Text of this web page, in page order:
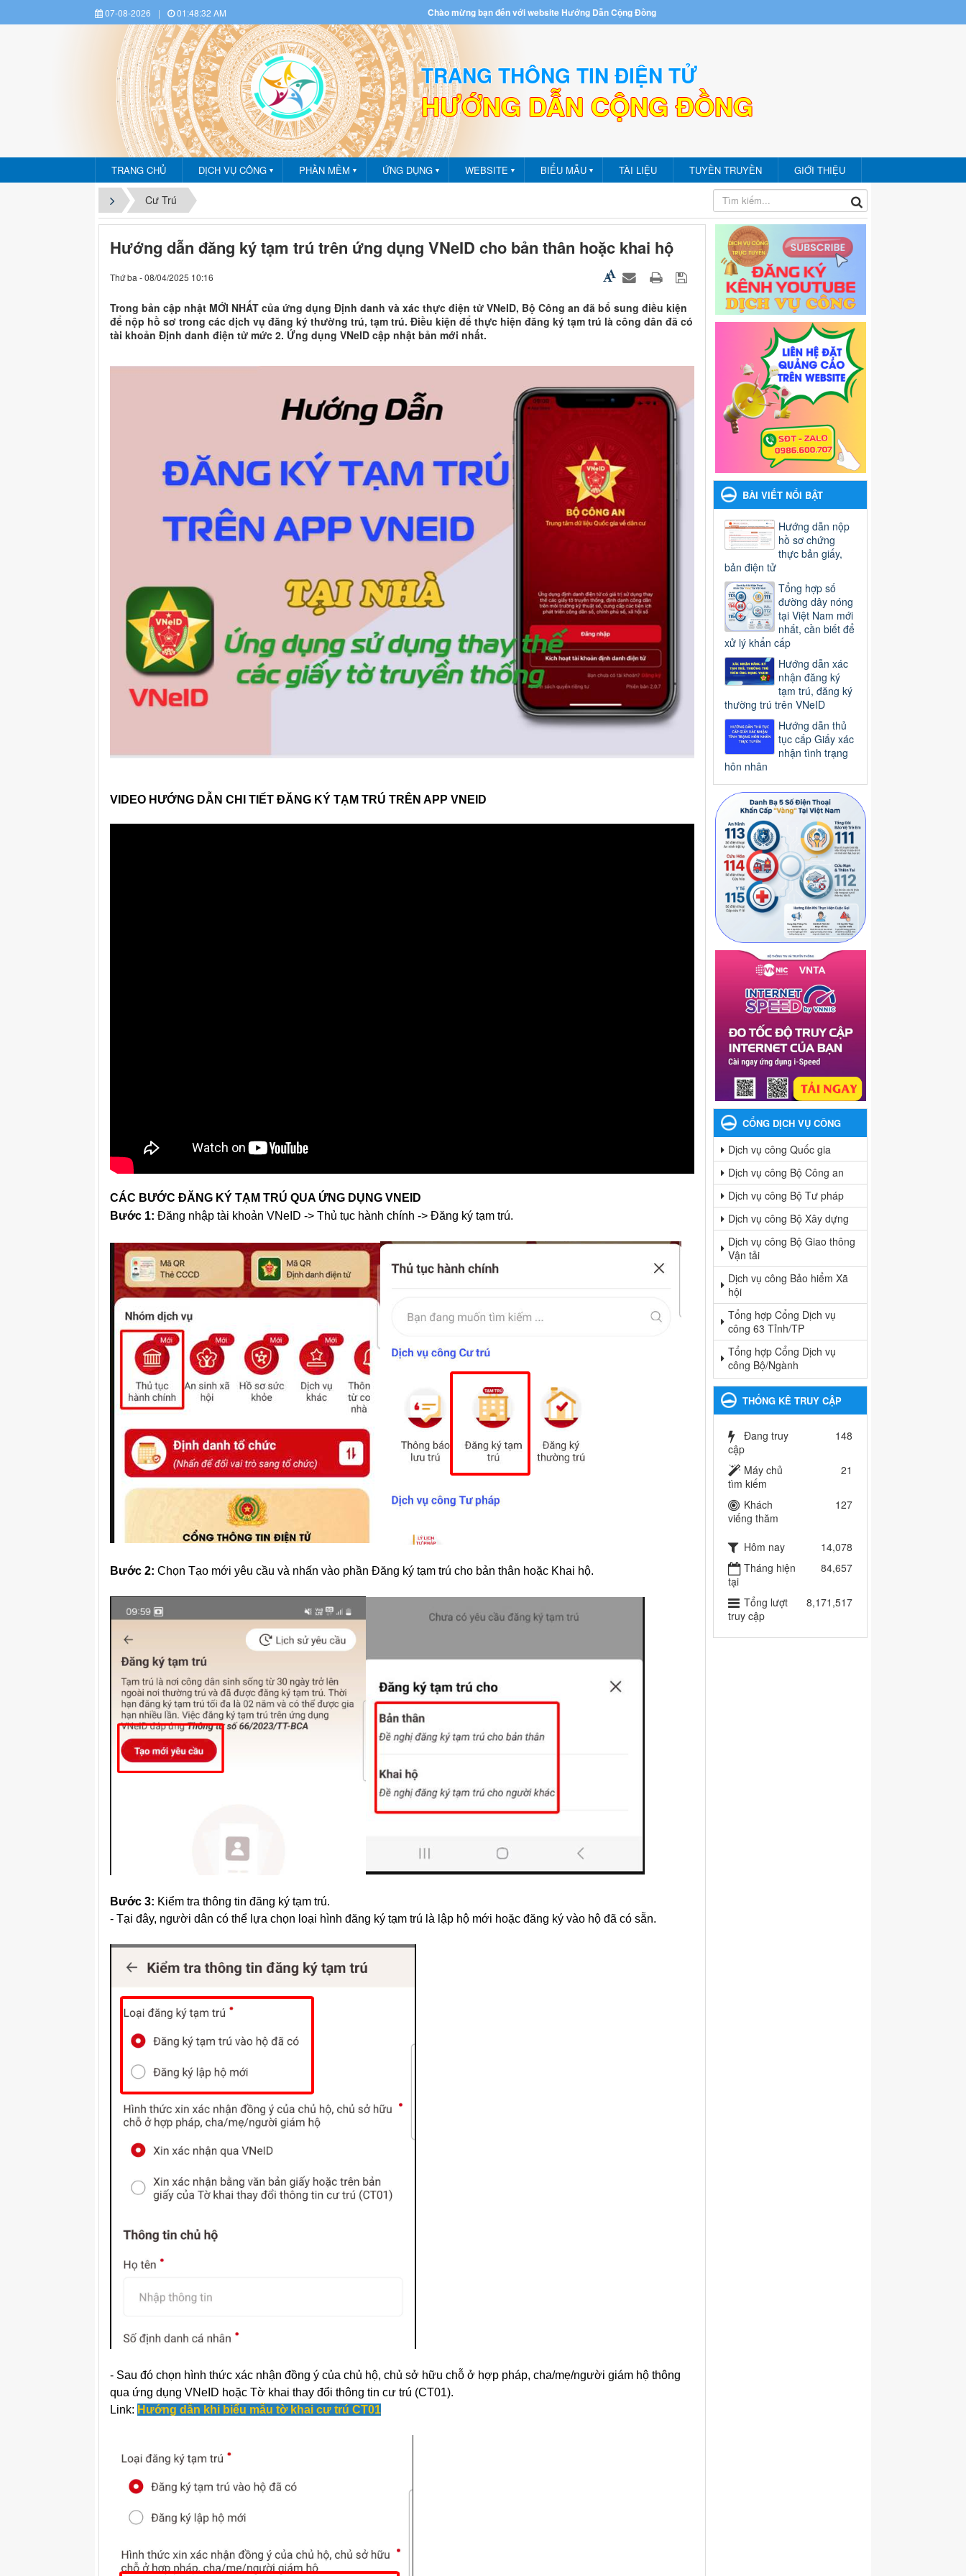
07-08-2026 | 01:48:33 AM Chào mừng bạn đến với website Hướng Dẫn Cộng Đồng
Dịch vụ công - Phần mềm - Ứng dụng
TRANG THÔNG TIN ĐIỆN TỬ
HƯỚNG DẪN CỘNG ĐỒNG
TRANG CHỦ DỊCH VỤ CÔNG ▼ PHẦN MỀM ▼ ỨNG DỤNG ▼ WEBSITE ▼ BIỂU MẪU ▼ TÀI LIỆU TUYỀN TRUYỀN GIỚI THIỆU
Cư Trú
Hướng dẫn đăng ký tạm trú trên ứng dụng VNeID cho bản thân hoặc khai hộ
Thứ ba - 08/04/2025 10:16
Trong bản cập nhật MỚI NHẤT của ứng dụng Định danh và xác thực điện tử VNeID, Bộ Công an đã bổ sung điều kiện
để nộp hồ sơ trong các dịch vụ đăng ký thường trú, tạm trú. Điều kiện để thực hiện đăng ký tạm trú là công dân đã có
tài khoản Định danh điện tử mức 2. Ứng dụng VNeID cập nhật bản mới nhất.
VIDEO HƯỚNG DẪN CHI TIẾT ĐĂNG KÝ TẠM TRÚ TRÊN APP VNEID
CÁC BƯỚC ĐĂNG KÝ TẠM TRÚ QUA ỨNG DỤNG VNEID
Bước 1: Đăng nhập tài khoản VNeID -> Thủ tục hành chính -> Đăng ký tạm trú.
Bước 2: Chọn Tạo mới yêu cầu và nhấn vào phần Đăng ký tạm trú cho bản thân hoặc Khai hộ.
Bước 3: Kiểm tra thông tin đăng ký tạm trú.
- Tại đây, người dân có thể lựa chọn loại hình đăng ký tạm trú là lập hộ mới hoặc đăng ký vào hộ đã có sẵn.
- Sau đó chọn hình thức xác nhận đồng ý của chủ hộ, chủ sở hữu chỗ ở hợp pháp, cha/mẹ/người giám hộ thông
qua ứng dụng VNeID hoặc Tờ khai thay đổi thông tin cư trú (CT01).
Link: Hướng dẫn khi biểu mẫu tờ khai cư trú CT01
BÀI VIẾT NỔI BẬT
Hướng dẫn nộp
hồ sơ chứng
thực bản giấy,
bản điện tử
Tổng hợp số
đường dây nóng
tại Việt Nam mới
nhất, cần biết để
xử lý khẩn cấp
Hướng dẫn xác
nhận đăng ký
tạm trú, đăng ký
thường trú trên VNeID
Hướng dẫn thủ
tục cấp Giấy xác
nhận tình trạng
hôn nhân
CỔNG DỊCH VỤ CÔNG
Dịch vụ công Quốc gia
Dịch vụ công Bộ Công an
Dịch vụ công Bộ Tư pháp
Dịch vụ công Bộ Xây dựng
Dịch vụ công Bộ Giao thông
Vận tải
Dịch vụ công Bảo hiểm Xã
hội
Tổng hợp Cổng Dịch vụ
công 63 Tỉnh/TP
Tổng hợp Cổng Dịch vụ
công Bộ/Ngành
THỐNG KÊ TRUY CẬP
Đang truy
cập
148
Máy chủ
tìm kiếm
21
Khách
viếng thăm
127
Hôm nay
14,078
Tháng hiện
tại
84,657
Tổng lượt
truy cập
8,171,517